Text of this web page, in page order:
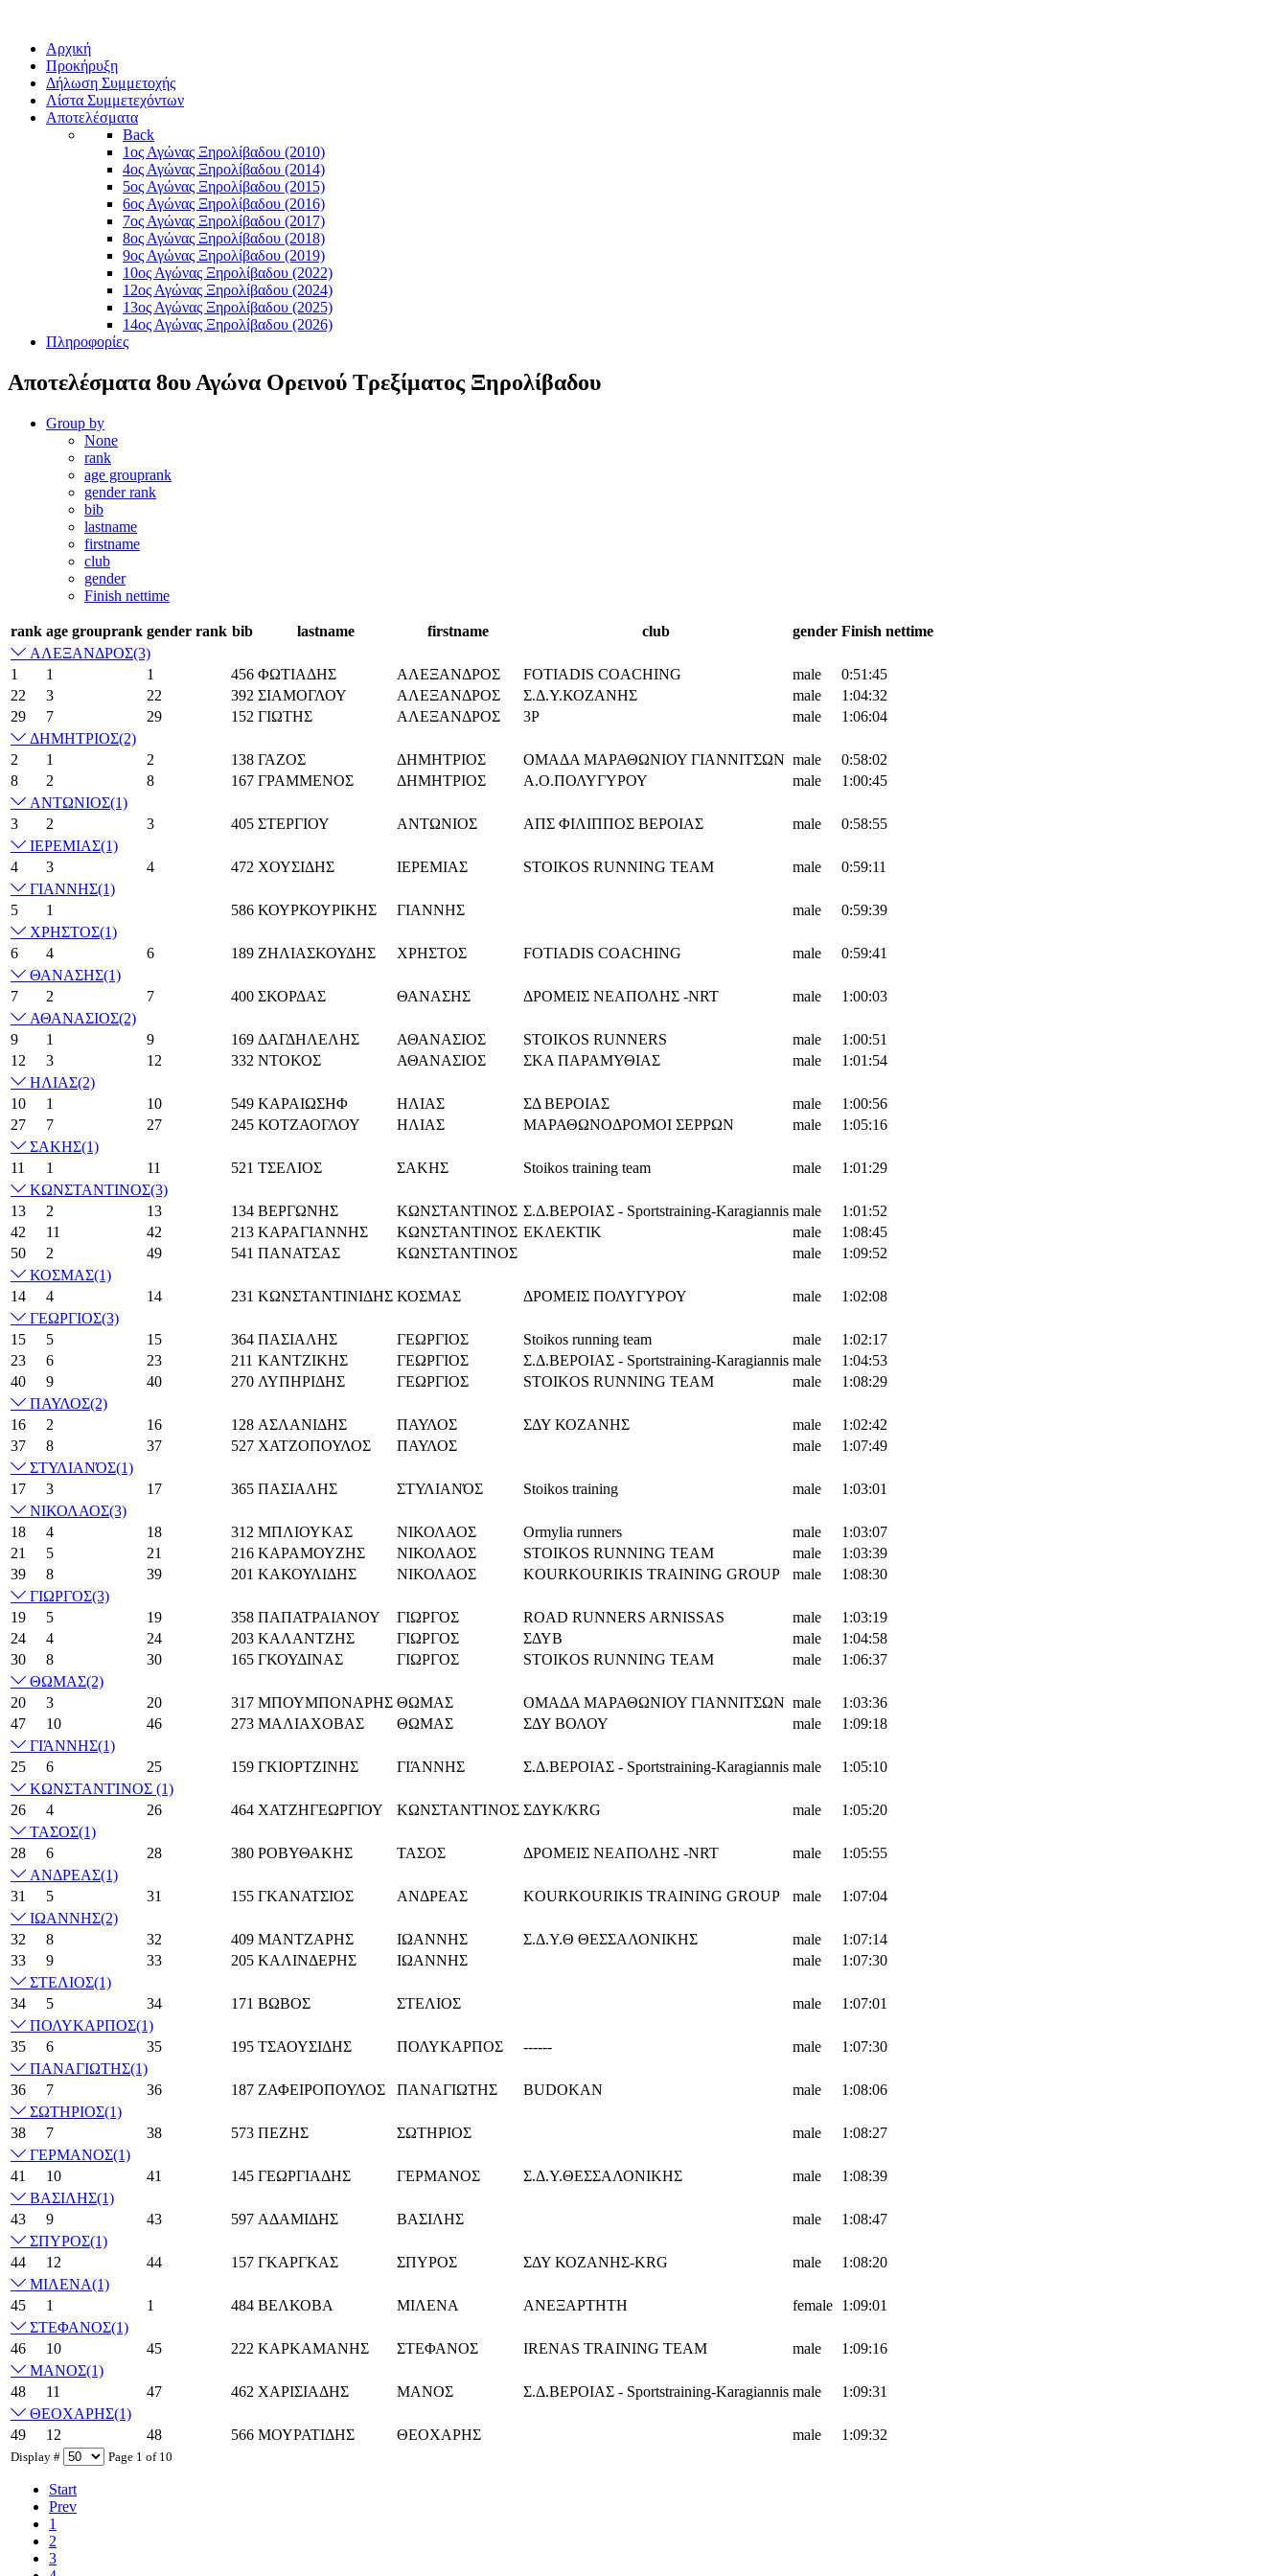
Αρχική
Προκήρυξη
Δήλωση Συμμετοχής
Λίστα Συμμετεχόντων
Αποτελέσματα
Back
1ος Αγώνας Ξηρολίβαδου (2010)
4ος Αγώνας Ξηρολίβαδου (2014)
5ος Αγώνας Ξηρολίβαδου (2015)
6ος Αγώνας Ξηρολίβαδου (2016)
7ος Αγώνας Ξηρολίβαδου (2017)
8ος Αγώνας Ξηρολίβαδου (2018)
9ος Αγώνας Ξηρολίβαδου (2019)
10ος Αγώνας Ξηρολίβαδου (2022)
12ος Αγώνας Ξηρολίβαδου (2024)
13ος Αγώνας Ξηρολίβαδου (2025)
14ος Αγώνας Ξηρολίβαδου (2026)
Πληροφορίες
Αποτελέσματα 8ου Αγώνα Ορεινού Τρεξίματος Ξηρολίβαδου
Group by
None
rank
age grouprank
gender rank
bib
lastname
firstname
club
gender
Finish nettime
rank age grouprank gender rank bib lastname firstname club gender Finish nettime
Display # Page 1 of 10
Start
Prev
1
2
3
ΑΛΕΞΑΝΔΡΟΣ(3)
1
1 1 456 ΦΩΤΙΑΔΗΣ ΑΛΕΞΑΝΔΡΟΣ FOTIADIS COACHING male
0:51:45
22
3 22 392 ΣΙΑΜΟΓΛΟΥ ΑΛΕΞΑΝΔΡΟΣ Σ.Δ.Υ.ΚΟΖΑΝΗΣ male
1:04:32
29
7 29 152 ΓΙΩΤΗΣ ΑΛΕΞΑΝΔΡΟΣ 3P male
1:06:04
ΔΗΜΗΤΡΙΟΣ(2)
2
1 2 138 ΓΑΖΟΣ ΔΗΜΗΤΡΙΟΣ ΟΜΑΔΑ ΜΑΡΑΘΩΝΙΟΥ ΓΙΑΝΝΙΤΣΩΝ male
0:58:02
8
2 8 167 ΓΡΑΜΜΕΝΟΣ ΔΗΜΗΤΡΙΟΣ Α.Ο.ΠΟΛΥΓΥΡΟΥ male
1:00:45
ΑΝΤΩΝΙΟΣ(1)
3
2 3 405 ΣΤΕΡΓΙΟΥ ΑΝΤΩΝΙΟΣ ΑΠΣ ΦΙΛΙΠΠΟΣ ΒΕΡΟΙΑΣ male
0:58:55
ΙΕΡΕΜΙΑΣ(1)
4
3 4 472 ΧΟΥΣΙΔΗΣ ΙΕΡΕΜΙΑΣ STOIKOS RUNNING TEAM male
0:59:11
ΓΙΑΝΝΗΣ(1)
5
1 586 ΚΟΥΡΚΟΥΡΙΚΗΣ ΓΙΑΝΝΗΣ male
0:59:39
ΧΡΗΣΤΟΣ(1)
6
4 6 189 ΖΗΛΙΑΣΚΟΥΔΗΣ ΧΡΗΣΤΟΣ FOTIADIS COACHING male
0:59:41
ΘΑΝΑΣΗΣ(1)
7
2 7 400 ΣΚΟΡΔΑΣ ΘΑΝΑΣΗΣ ΔΡΟΜΕΙΣ ΝΕΑΠΟΛΗΣ -NRT male
1:00:03
ΑΘΑΝΑΣΙΟΣ(2)
9
1 9 169 ΔΑΓΔΗΛΕΛΗΣ ΑΘΑΝΑΣΙΟΣ STOIKOS RUNNERS male
1:00:51
12
3 12 332 ΝΤΟΚΟΣ ΑΘΑΝΑΣΙΟΣ ΣΚΑ ΠΑΡΑΜΥΘΙΑΣ male
1:01:54
ΗΛΙΑΣ(2)
10
1 10 549 ΚΑΡΑΙΩΣΗΦ ΗΛΙΑΣ ΣΔ ΒΕΡΟΙΑΣ male
1:00:56
27
7 27 245 ΚΟΤΖΑΟΓΛΟΥ ΗΛΙΑΣ ΜΑΡΑΘΩΝΟΔΡΟΜΟΙ ΣΕΡΡΩΝ male
1:05:16
ΣΑΚΗΣ(1)
11
1 11 521 ΤΣΕΛΙΟΣ ΣΑΚΗΣ Stoikos training team male
1:01:29
ΚΩΝΣΤΑΝΤΙΝΟΣ(3)
13
2 13 134 ΒΕΡΓΩΝΗΣ ΚΩΝΣΤΑΝΤΙΝΟΣ Σ.Δ.ΒΕΡΟΙΑΣ - Sportstraining-Karagiannis male
1:01:52
42
11 42 213 ΚΑΡΑΓΙΑΝΝΗΣ ΚΩΝΣΤΑΝΤΙΝΟΣ ΕΚΛΕΚΤΙΚ male
1:08:45
50
2 49 541 ΠΑΝΑΤΣΑΣ ΚΩΝΣΤΑΝΤΙΝΟΣ male
1:09:52
ΚΟΣΜΑΣ(1)
14
4 14 231 ΚΩΝΣΤΑΝΤΙΝΙΔΗΣ ΚΟΣΜΑΣ ΔΡΟΜΕΙΣ ΠΟΛΥΓΥΡΟΥ male
1:02:08
ΓΕΩΡΓΙΟΣ(3)
15
5 15 364 ΠΑΣΙΑΛΗΣ ΓΕΩΡΓΙΟΣ Stoikos running team male
1:02:17
23
6 23 211 ΚΑΝΤΖΙΚΗΣ ΓΕΩΡΓΙΟΣ Σ.Δ.ΒΕΡΟΙΑΣ - Sportstraining-Karagiannis male
1:04:53
40
9 40 270 ΛΥΠΗΡΙΔΗΣ ΓΕΩΡΓΙΟΣ STOIKOS RUNNING TEAM male
1:08:29
ΠΑΥΛΟΣ(2)
16
2 16 128 ΑΣΛΑΝΙΔΗΣ ΠΑΥΛΟΣ ΣΔΥ ΚΟΖΑΝΗΣ male
1:02:42
37
8 37 527 ΧΑΤΖΟΠΟΥΛΟΣ ΠΑΥΛΟΣ male
1:07:49
ΣΤΥΛΙΑΝΌΣ(1)
17
3 17 365 ΠΑΣΙΑΛΗΣ ΣΤΥΛΙΑΝΌΣ Stoikos training male
1:03:01
ΝΙΚΟΛΑΟΣ(3)
18
4 18 312 ΜΠΛΙΟΥΚΑΣ ΝΙΚΟΛΑΟΣ Ormylia runners male
1:03:07
21
5 21 216 ΚΑΡΑΜΟΥΖΗΣ ΝΙΚΟΛΑΟΣ STOIKOS RUNNING TEAM male
1:03:39
39
8 39 201 ΚΑΚΟΥΛΙΔΗΣ ΝΙΚΟΛΑΟΣ KOURKOURIKIS TRAINING GROUP male
1:08:30
ΓΙΩΡΓΟΣ(3)
19
5 19 358 ΠΑΠΑΤΡΑΙΑΝΟΥ ΓΙΩΡΓΟΣ ROAD RUNNERS ARNISSAS male
1:03:19
24
4 24 203 ΚΑΛΑΝΤΖΗΣ ΓΙΩΡΓΟΣ ΣΔΥΒ male
1:04:58
30
8 30 165 ΓΚΟΥΔΙΝΑΣ ΓΙΩΡΓΟΣ STOIKOS RUNNING TEAM male
1:06:37
ΘΩΜΑΣ(2)
20
3 20 317 ΜΠΟΥΜΠΟΝΑΡΗΣ ΘΩΜΑΣ ΟΜΑΔΑ ΜΑΡΑΘΩΝΙΟΥ ΓΙΑΝΝΙΤΣΩΝ male
1:03:36
47
10 46 273 ΜΑΛΙΑΧΟΒΑΣ ΘΩΜΑΣ ΣΔΥ ΒΟΛΟΥ male
1:09:18
ΓΙΆΝΝΗΣ(1)
25
6 25 159 ΓΚΙΟΡΤΖΙΝΗΣ ΓΙΆΝΝΗΣ Σ.Δ.ΒΕΡΟΙΑΣ - Sportstraining-Karagiannis male
1:05:10
ΚΩΝΣΤΑΝΤΊΝΟΣ (1)
26
4 26 464 ΧΑΤΖΗΓΕΩΡΓΙΟΥ ΚΩΝΣΤΑΝΤΊΝΟΣ ΣΔΥΚ/KRG male
1:05:20
ΤΑΣΟΣ(1)
28
6 28 380 ΡΟΒΥΘΑΚΗΣ ΤΑΣΟΣ ΔΡΟΜΕΙΣ ΝΕΑΠΟΛΗΣ -NRT male
1:05:55
ΑΝΔΡΕΑΣ(1)
31
5 31 155 ΓΚΑΝΑΤΣΙΟΣ ΑΝΔΡΕΑΣ KOURKOURIKIS TRAINING GROUP male
1:07:04
ΙΩΑΝΝΗΣ(2)
32
8 32 409 ΜΑΝΤΖΑΡΗΣ ΙΩΑΝΝΗΣ Σ.Δ.Υ.Θ ΘΕΣΣΑΛΟΝΙΚΗΣ male
1:07:14
33
9 33 205 ΚΑΛΙΝΔΕΡΗΣ ΙΩΑΝΝΗΣ male
1:07:30
ΣΤΕΛΙΟΣ(1)
34
5 34 171 ΒΩΒΟΣ ΣΤΕΛΙΟΣ male
1:07:01
ΠΟΛΥΚΑΡΠΟΣ(1)
35
6 35 195 ΤΣΑΟΥΣΙΔΗΣ ΠΟΛΥΚΑΡΠΟΣ ------ male
1:07:30
ΠΑΝΑΓΙΩΤΗΣ(1)
36
7 36 187 ΖΑΦΕΙΡΟΠΟΥΛΟΣ ΠΑΝΑΓΙΩΤΗΣ BUDOKAN male
1:08:06
ΣΩΤΗΡΙΟΣ(1)
38
7 38 573 ΠΕΖΗΣ ΣΩΤΗΡΙΟΣ male
1:08:27
ΓΕΡΜΑΝΟΣ(1)
41
10 41 145 ΓΕΩΡΓΙΑΔΗΣ ΓΕΡΜΑΝΟΣ Σ.Δ.Υ.ΘΕΣΣΑΛΟΝΙΚΗΣ male
1:08:39
ΒΑΣΙΛΗΣ(1)
43
9 43 597 ΑΔΑΜΙΔΗΣ ΒΑΣΙΛΗΣ male
1:08:47
ΣΠΥΡΟΣ(1)
44
12 44 157 ΓΚΑΡΓΚΑΣ ΣΠΥΡΟΣ ΣΔΥ ΚΟΖΑΝΗΣ-KRG male
1:08:20
ΜΙΛΕΝΑ(1)
45
1 1 484 ΒΕΛΚΟΒΑ ΜΙΛΕΝΑ ΑΝΕΞΑΡΤΗΤΗ female 1:09:01
ΣΤΕΦΑΝΟΣ(1)
46
10 45 222 ΚΑΡΚΑΜΑΝΗΣ ΣΤΕΦΑΝΟΣ IRENAS TRAINING TEAM male
1:09:16
ΜΑΝΟΣ(1)
48
11 47 462 ΧΑΡΙΣΙΑΔΗΣ ΜΑΝΟΣ Σ.Δ.ΒΕΡΟΙΑΣ - Sportstraining-Karagiannis male
1:09:31
ΘΕΟΧΑΡΗΣ(1)
49
12 48 566 ΜΟΥΡΑΤΙΔΗΣ ΘΕΟΧΑΡΗΣ male 1:09:32